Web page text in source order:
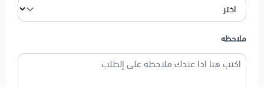
ملاحظه